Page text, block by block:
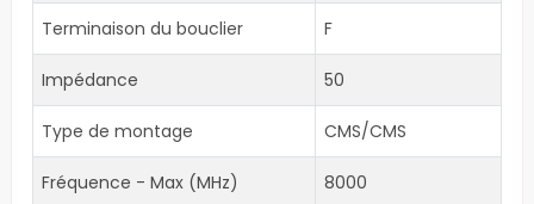
Terminaison du bouclier F
Impédance 50
Type de montage CMS/CMS
Fréquence - Max (MHz) 8000